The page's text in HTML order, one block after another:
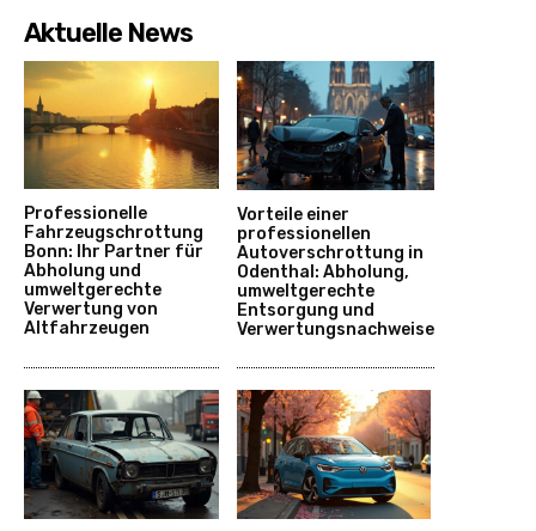
Aktuelle News
Professionelle
Fahrzeugschrottung
Bonn: Ihr Partner für
Abholung und
umweltgerechte
Verwertung von
Altfahrzeugen
Vorteile einer
professionellen
Autoverschrottung in
Odenthal: Abholung,
umweltgerechte
Entsorgung und
Verwertungsnachweise